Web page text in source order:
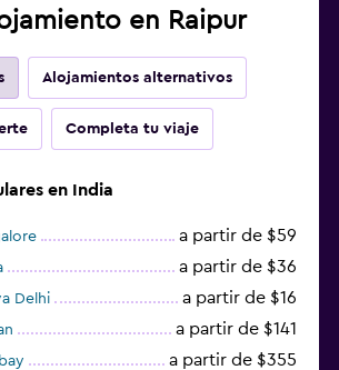
en Raipur
Alojamientos alternativos
Completa tu viaje
en India
a partir de $59
a partir de $36
Delhi a partir de $16
a partir de $141
a partir de $355